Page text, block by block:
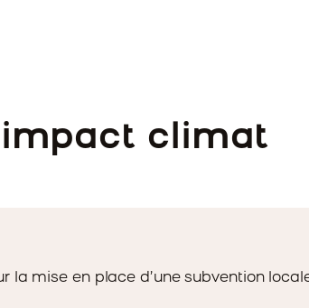
climat
la mise en place d’une subvention